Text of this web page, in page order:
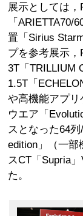
展示としては
「ARIETTA70/
置「Sirius
プを参考展示
3T「TRILLIUM
1.5T「
や高機能アプ
ウエア「
スとなった64
edition」（一部
スCT「Supria
た。